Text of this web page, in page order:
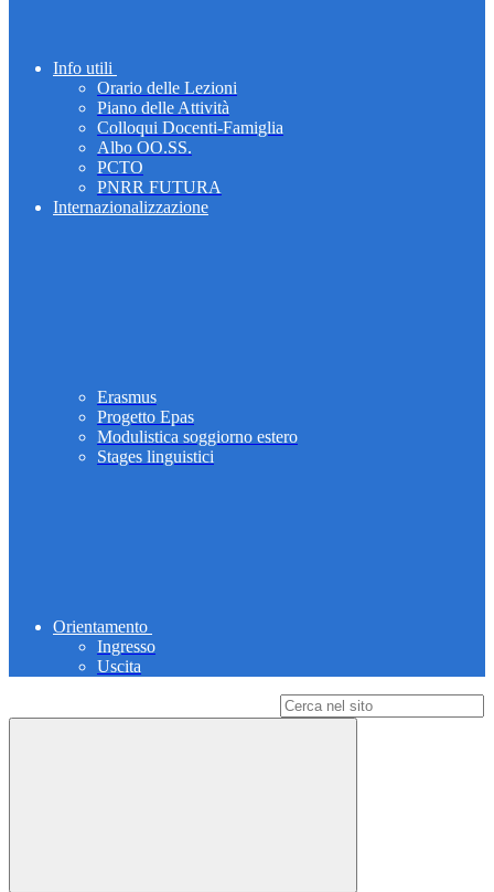
Info utili
Orario delle Lezioni
Piano delle Attività
Colloqui Docenti-Famiglia
Albo OO.SS.
PCTO
PNRR FUTURA
Internazionalizzazione
Erasmus
Progetto Epas
Modulistica soggiorno estero
Stages linguistici
Orientamento
Ingresso
Uscita